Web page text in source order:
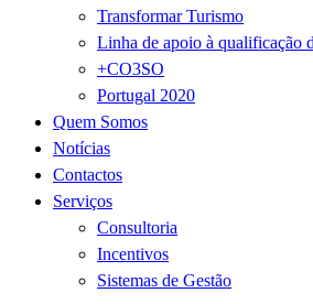
Transformar Turismo
Linha de apoio à qualificação
+CO3SO
Portugal 2020
Quem Somos
Notícias
Contactos
Serviços
Consultoria
Incentivos
Sistemas de Gestão